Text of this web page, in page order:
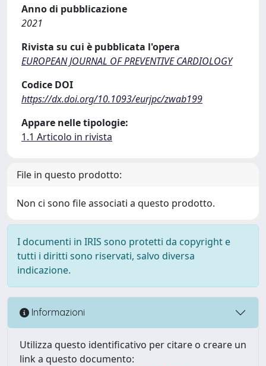
Anno di pubblicazione
2021
Rivista su cui è pubblicata l'opera
EUROPEAN JOURNAL OF PREVENTIVE CARDIOLOGY
Codice DOI
https://dx.doi.org/10.1093/eurjpc/zwab199
Appare nelle tipologie:
1.1 Articolo in rivista
File in questo prodotto:
Non ci sono file associati a questo prodotto.
I documenti in IRIS sono protetti da copyright e
tutti i diritti sono riservati, salvo diversa
indicazione.
Informazioni
Utilizza questo identificativo per citare o creare un
link a questo documento: